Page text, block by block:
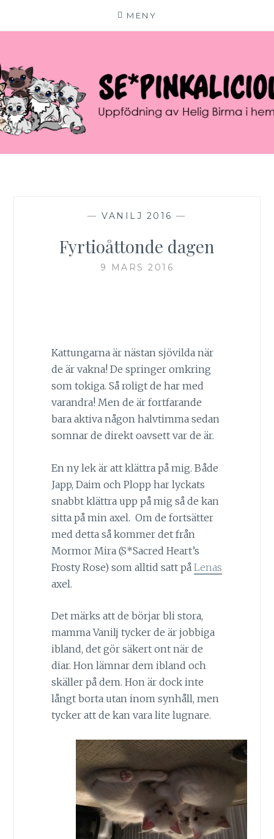
MENY
innehåll
SE*PINKALICIOUS
VÄLKOMMEN TILL VÅR LILLA KATTERIA!
—VANILJ 2016 —
Fyrtioåttonde dagen
9 MARS 2016
Kattungarna är nästan sjövilda när
de är vakna! De springer omkring
som tokiga. Så roligt de har med
varandra! Men de är fortfarande
bara aktiva någon halvtimma sedan
somnar de direkt oavsett var de är.
En ny lek är att klättra på mig. Både
Japp, Daim och Plopp har lyckats
snabbt klättra upp på mig så de kan
sitta på min axel. Om de fortsätter
med detta så kommer det från
Mormor Mira (S*Sacred Heart’s
Frosty Rose) som alltid satt på Lenas
axel.
Det märks att de börjar bli stora,
mamma Vanilj tycker de är jobbiga
ibland, det gör säkert ont när de
diar. Hon lämnar dem ibland och
skäller på dem. Hon är dock inte
långt borta utan inom synhåll, men
tycker att de kan vara lite lugnare.